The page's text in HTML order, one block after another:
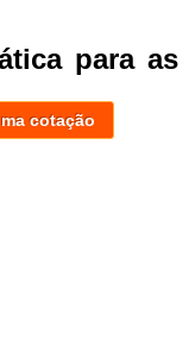
para as
cotação